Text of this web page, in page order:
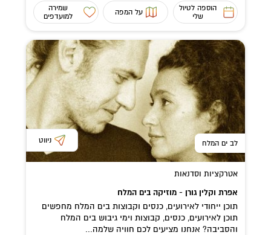
הוספה לטיול
שלי
על המפה
שמירה
למועדפים
לב ים המלח ניווט
אטרקציות וסדנאות
אפרת וקלין גורן - מוזיקה בים המלח
תוכן ייחודי לאירועים, כנסים וקבוצות בים המלח מחפשים
תוכן לאירועים, כנסים, קבוצות וימי גיבוש בים המלח
והסביבה? אנחנו מציעים לכם חוויה שלמה...